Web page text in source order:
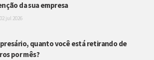
da sua empresa
02 jul 2026
quanto você está retirando de
por mês?